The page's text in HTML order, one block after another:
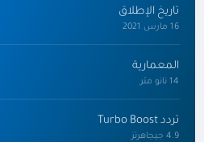
تاريخ الإطلاق
16 مارس 2021
المعمارية
14 نانو متر
تردد Turbo Boost
4.9 جيجاهرتز